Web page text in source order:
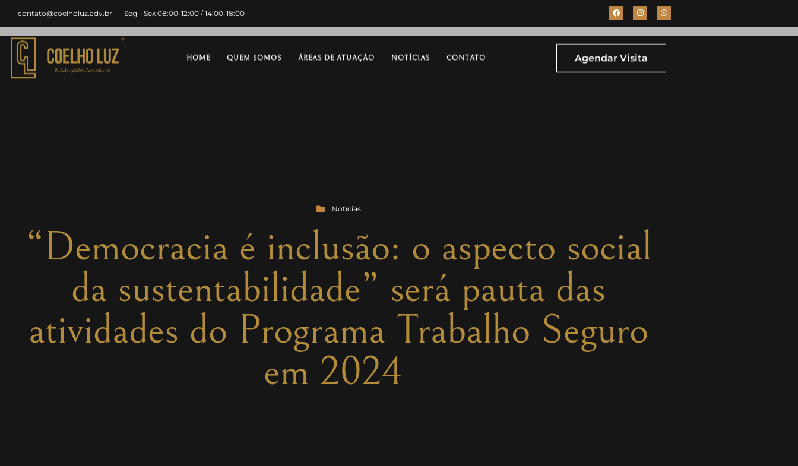
contato@coelholuz.adv.br Seg - Sex 08:00-12:00 / 14:00-18:00
HOME QUEM SOMOS ÁREAS DE ATUAÇÃO NOTÍCIAS CONTATO Agendar Visita
Notícias
“Democracia é inclusão: o aspecto social
da sustentabilidade” será pauta das
atividades do Programa Trabalho Seguro
em 2024